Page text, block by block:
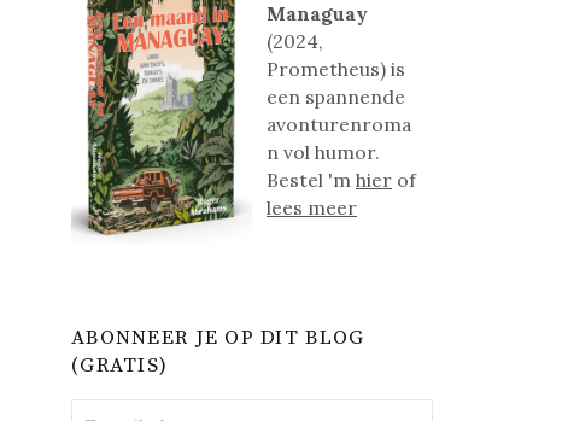
Managuay
(2024,
Prometheus) is
een spannende
avonturenroma
n vol humor.
Bestel 'mhier of
lees meer
ABONNEER JE OP DIT BLOG
(GRATIS)